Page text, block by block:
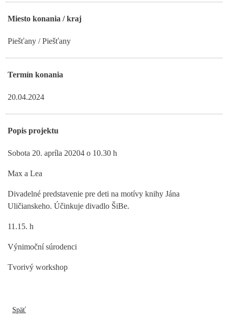
Miesto konania / kraj
Piešťany / Piešťany
Termín konania
20.04.2024
Popis projektu
Sobota 20. apríla 20204 o 10.30 h
Max a Lea
Divadelné predstavenie pre deti na motívy knihy Jána
Uličianskeho. Účinkuje divadlo ŠiBe.
11.15. h
Výnimoční súrodenci
Tvorivý workshop
Späť